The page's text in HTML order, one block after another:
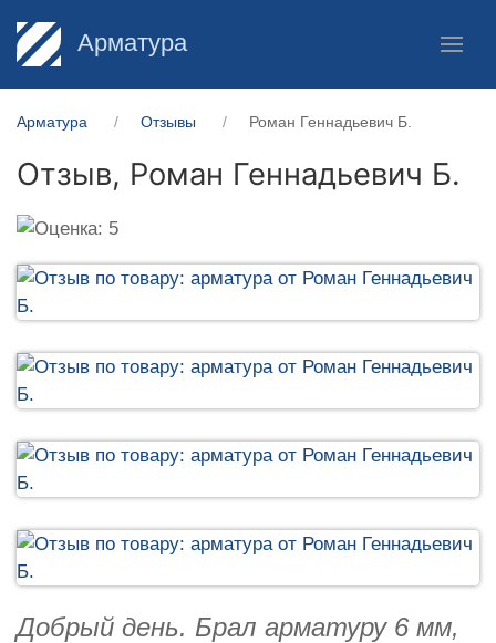
Арматура
Арматура Отзывы Роман Геннадьевич Б.
Отзыв, Роман Геннадьевич Б.
Добрый день. Брал арматуру 6 мм,